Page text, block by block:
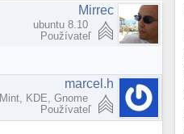
Mirrec
ubuntu 8.10
Používateľ
marcel.h
Mint, KDE, Gnome
Používateľ